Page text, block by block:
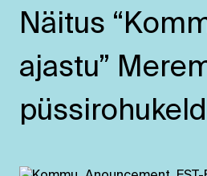
Näitus
ajastu”